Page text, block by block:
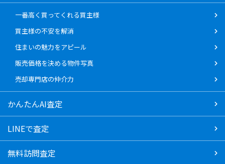
一番高く買ってくれる買主様
買主様の不安を解消
住まいの魅力をアピール
販売価格を決める物件写真
売却専門店の仲介力
かんたんAI査定
LINEで査定
無料訪問査定